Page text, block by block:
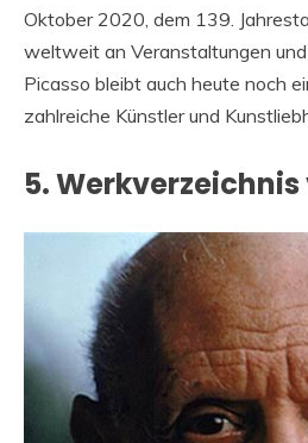
Oktober 2020, dem 139.
weltweit an Veranstaltungen
Picasso bleibt auch heute noch
zahlreiche Künstler und
5.